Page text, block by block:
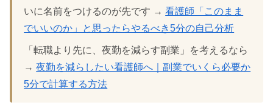
いに名前をつけるのが先です →看護師「このまま
でいいのか」と思ったらやるべき5分の自己分析
「転職より先に、夜勤を減らす副業」を考えるなら
→夜勤を減らしたい看護師へ｜副業でいくら必要か
5分で計算する方法